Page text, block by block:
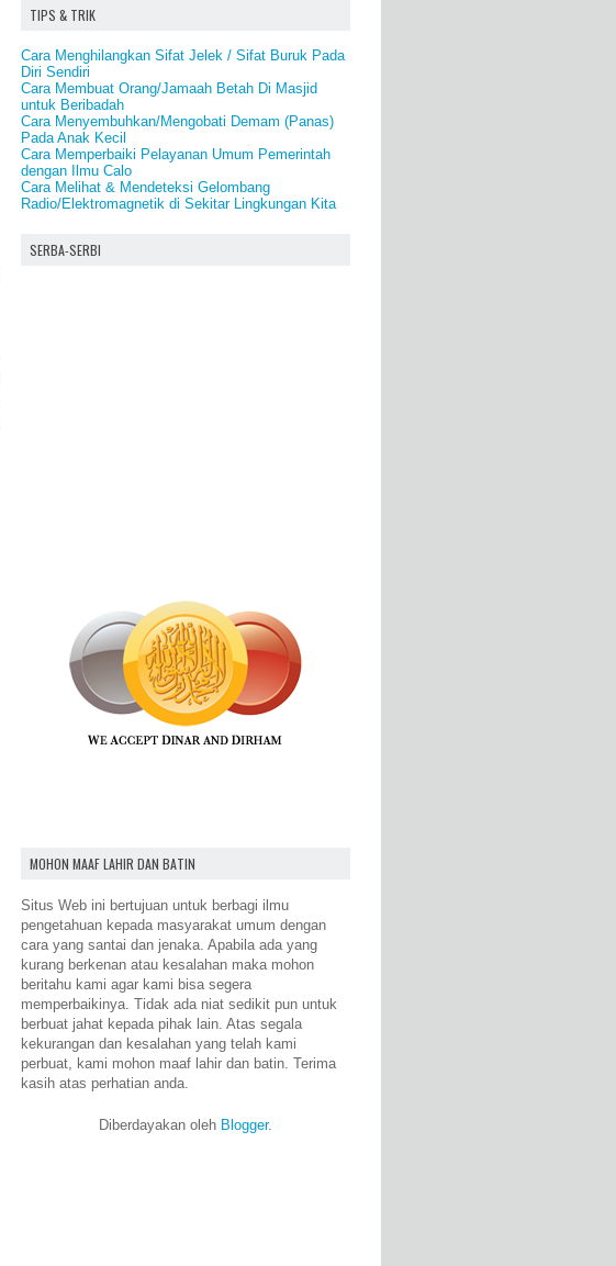
TIPS & TRIK
Cara Menghilangkan Sifat Jelek / Sifat Buruk Pada
Diri Sendiri
Cara Membuat Orang/Jamaah Betah Di Masjid
untuk Beribadah
Cara Menyembuhkan/Mengobati Demam (Panas)
Pada Anak Kecil
Cara Memperbaiki Pelayanan Umum Pemerintah
dengan Ilmu Calo
Cara Melihat & Mendeteksi Gelombang
Radio/Elektromagnetik di Sekitar Lingkungan Kita
SERBA-SERBI
MOHON MAAF LAHIR DAN BATIN
Situs Web ini bertujuan untuk berbagi ilmu
pengetahuan kepada masyarakat umum dengan
cara yang santai dan jenaka. Apabila ada yang
kurang berkenan atau kesalahan maka mohon
beritahu kami agar kami bisa segera
memperbaikinya. Tidak ada niat sedikit pun untuk
berbuat jahat kepada pihak lain. Atas segala
kekurangan dan kesalahan yang telah kami
perbuat, kami mohon maaf lahir dan batin. Terima
kasih atas perhatian anda.
Diberdayakan oleh Blogger.